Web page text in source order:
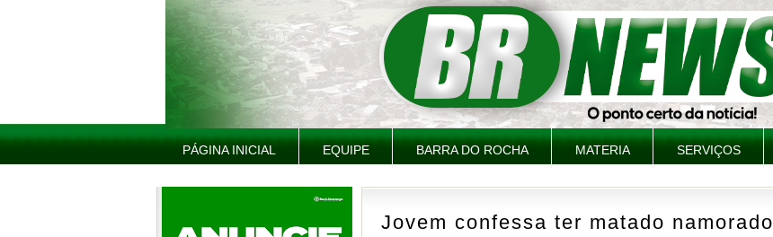
PÁGINA INICIAL EQUIPE BARRA DO ROCHA MATERIA SERVIÇOS
Jovem confessa ter matado namorado